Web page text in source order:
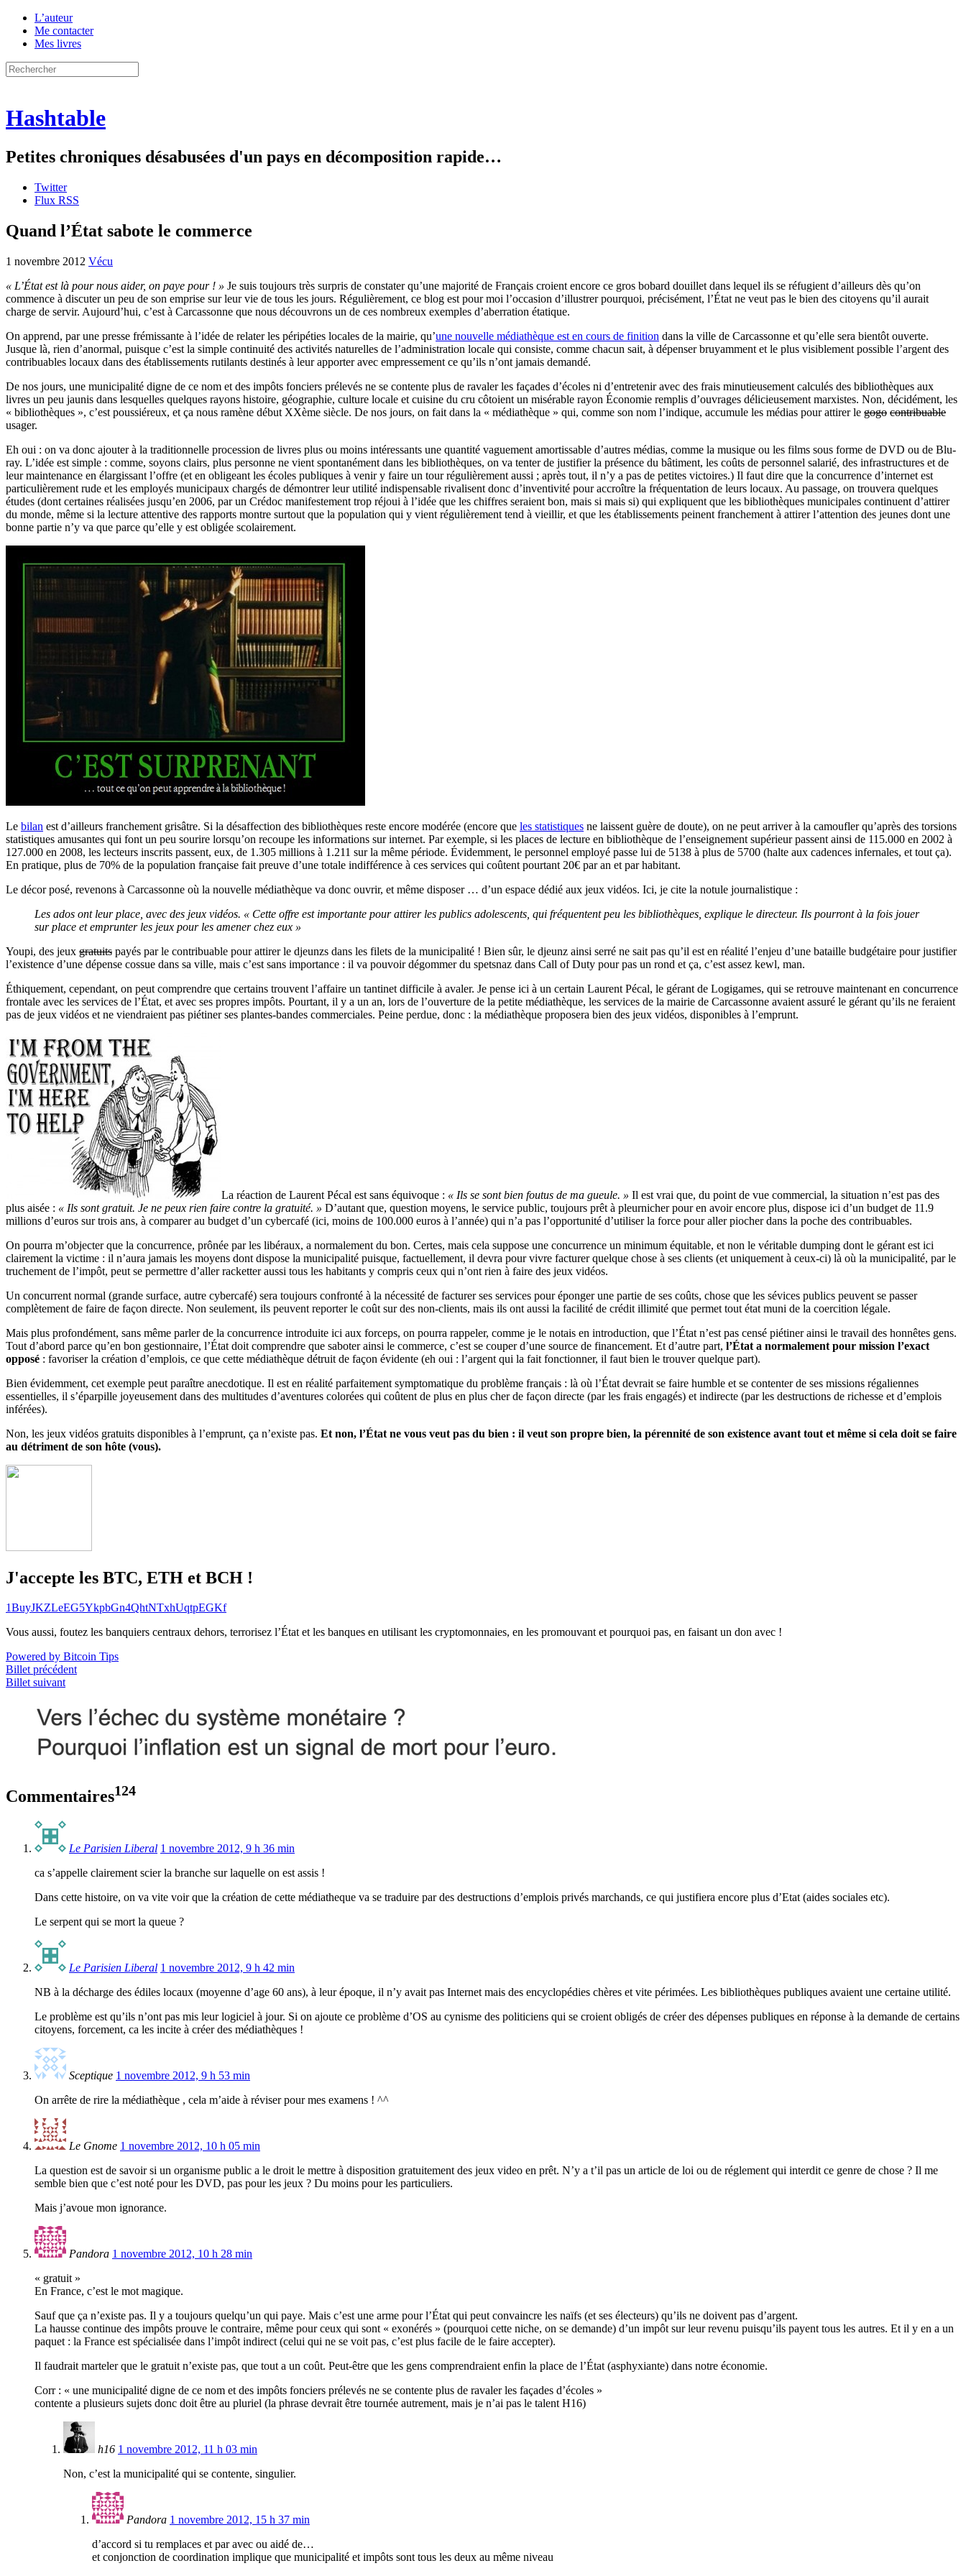
L’auteur
Me contacter
Mes livres
Hashtable
Petites chroniques désabusées d'un pays en décomposition rapide…
Twitter
Flux RSS
Quand l’État sabote le commerce
1 novembre 2012 Vécu
« L’État est là pour nous aider, on paye pour ! » Je suis toujours très surpris de constater qu’une majorité de Français croient encore ce gros bobard douillet dans lequel ils se réfugient d’ailleurs dès qu’on
commence à discuter un peu de son emprise sur leur vie de tous les jours. Régulièrement, ce blog est pour moi l’occasion d’illustrer pourquoi, précisément, l’État ne veut pas le bien des citoyens qu’il aurait
charge de servir. Aujourd’hui, c’est à Carcassonne que nous découvrons un de ces nombreux exemples d’aberration étatique.
On apprend, par une presse frémissante à l’idée de relater les péripéties locales de la mairie, qu’une nouvelle médiathèque est en cours de finition dans la ville de Carcassonne et qu’elle sera bientôt ouverte.
Jusque là, rien d’anormal, puisque c’est la simple continuité des activités naturelles de l’administration locale qui consiste, comme chacun sait, à dépenser bruyamment et le plus visiblement possible l’argent des
contribuables locaux dans des établissements rutilants destinés à leur apporter avec empressement ce qu’ils n’ont jamais demandé.
De nos jours, une municipalité digne de ce nom et des impôts fonciers prélevés ne se contente plus de ravaler les façades d’écoles ni d’entretenir avec des frais minutieusement calculés des bibliothèques aux
livres un peu jaunis dans lesquelles quelques rayons histoire, géographie, culture locale et cuisine du cru côtoient un misérable rayon Économie remplis d’ouvrages délicieusement marxistes. Non, décidément, les
« bibliothèques », c’est poussiéreux, et ça nous ramène début XXème siècle. De nos jours, on fait dans la « médiathèque » qui, comme son nom l’indique, accumule les médias pour attirer le gogo contribuable
usager.
Eh oui : on va donc ajouter à la traditionnelle procession de livres plus ou moins intéressants une quantité vaguement amortissable d’autres médias, comme la musique ou les films sous forme de DVD ou de Blu-
ray. L’idée est simple : comme, soyons clairs, plus personne ne vient spontanément dans les bibliothèques, on va tenter de justifier la présence du bâtiment, les coûts de personnel salarié, des infrastructures et de
leur maintenance en élargissant l’offre (et en obligeant les écoles publiques à venir y faire un tour régulièrement aussi ; après tout, il n’y a pas de petites victoires.) Il faut dire que la concurrence d’internet est
particulièrement rude et les employés municipaux chargés de démontrer leur utilité indispensable rivalisent donc d’inventivité pour accroître la fréquentation de leurs locaux. Au passage, on trouvera quelques
études (dont certaines réalisées jusqu’en 2006, par un Crédoc manifestement trop réjoui à l’idée que les chiffres seraient bon, mais si mais si) qui expliquent que les bibliothèques municipales continuent d’attirer
du monde, même si la lecture attentive des rapports montre surtout que la population qui y vient régulièrement tend à vieillir, et que les établissements peinent franchement à attirer l’attention des jeunes dont une
bonne partie n’y va que parce qu’elle y est obligée scolairement.
Le bilan est d’ailleurs franchement grisâtre. Si la désaffection des bibliothèques reste encore modérée (encore que les statistiques ne laissent guère de doute), on ne peut arriver à la camoufler qu’après des torsions
statistiques amusantes qui font un peu sourire lorsqu’on recoupe les informations sur internet. Par exemple, si les places de lecture en bibliothèque de l’enseignement supérieur passent ainsi de 115.000 en 2002 à
127.000 en 2008, les lecteurs inscrits passent, eux, de 1.305 millions à 1.211 sur la même période. Évidemment, le personnel employé passe lui de 5138 à plus de 5700 (halte aux cadences infernales, et tout ça).
En pratique, plus de 70% de la population française fait preuve d’une totale indifférence à ces services qui coûtent pourtant 20€ par an et par habitant.
Le décor posé, revenons à Carcassonne où la nouvelle médiathèque va donc ouvrir, et même disposer … d’un espace dédié aux jeux vidéos. Ici, je cite la notule journalistique :
Les ados ont leur place, avec des jeux vidéos. « Cette offre est importante pour attirer les publics adolescents, qui fréquentent peu les bibliothèques, explique le directeur. Ils pourront à la fois jouer
sur place et emprunter les jeux pour les amener chez eux »
Youpi, des jeux gratuits payés par le contribuable pour attirer le djeunzs dans les filets de la municipalité ! Bien sûr, le djeunz ainsi serré ne sait pas qu’il est en réalité l’enjeu d’une bataille budgétaire pour justifier
l’existence d’une dépense cossue dans sa ville, mais c’est sans importance : il va pouvoir dégommer du spetsnaz dans Call of Duty pour pas un rond et ça, c’est assez kewl, man.
Éthiquement, cependant, on peut comprendre que certains trouvent l’affaire un tantinet difficile à avaler. Je pense ici à un certain Laurent Pécal, le gérant de Logigames, qui se retrouve maintenant en concurrence
frontale avec les services de l’État, et avec ses propres impôts. Pourtant, il y a un an, lors de l’ouverture de la petite médiathèque, les services de la mairie de Carcassonne avaient assuré le gérant qu’ils ne feraient
pas de jeux vidéos et ne viendraient pas piétiner ses plantes-bandes commerciales. Peine perdue, donc : la médiathèque proposera bien des jeux vidéos, disponibles à l’emprunt.
La réaction de Laurent Pécal est sans équivoque : « Ils se sont bien foutus de ma gueule. » Il est vrai que, du point de vue commercial, la situation n’est pas des
plus aisée : « Ils sont gratuit. Je ne peux rien faire contre la gratuité. » D’autant que, question moyens, le service public, toujours prêt à pleurnicher pour en avoir encore plus, dispose ici d’un budget de 11.9
millions d’euros sur trois ans, à comparer au budget d’un cybercafé (ici, moins de 100.000 euros à l’année) qui n’a pas l’opportunité d’utiliser la force pour aller piocher dans la poche des contribuables.
On pourra m’objecter que la concurrence, prônée par les libéraux, a normalement du bon. Certes, mais cela suppose une concurrence un minimum équitable, et non le véritable dumping dont le gérant est ici
clairement la victime : il n’aura jamais les moyens dont dispose la municipalité puisque, factuellement, il devra pour vivre facturer quelque chose à ses clients (et uniquement à ceux-ci) là où la municipalité, par le
truchement de l’impôt, peut se permettre d’aller racketter aussi tous les habitants y compris ceux qui n’ont rien à faire des jeux vidéos.
Un concurrent normal (grande surface, autre cybercafé) sera toujours confronté à la nécessité de facturer ses services pour éponger une partie de ses coûts, chose que les sévices publics peuvent se passer
complètement de faire de façon directe. Non seulement, ils peuvent reporter le coût sur des non-clients, mais ils ont aussi la facilité de crédit illimité que permet tout état muni de la coercition légale.
Mais plus profondément, sans même parler de la concurrence introduite ici aux forceps, on pourra rappeler, comme je le notais en introduction, que l’État n’est pas censé piétiner ainsi le travail des honnêtes gens.
Tout d’abord parce qu’en bon gestionnaire, l’État doit comprendre que saboter ainsi le commerce, c’est se couper d’une source de financement. Et d’autre part, l’État a normalement pour mission l’exact
opposé : favoriser la création d’emplois, ce que cette médiathèque détruit de façon évidente (eh oui : l’argent qui la fait fonctionner, il faut bien le trouver quelque part).
Bien évidemment, cet exemple peut paraître anecdotique. Il est en réalité parfaitement symptomatique du problème français : là où l’État devrait se faire humble et se contenter de ses missions régaliennes
essentielles, il s’éparpille joyeusement dans des multitudes d’aventures colorées qui coûtent de plus en plus cher de façon directe (par les frais engagés) et indirecte (par les destructions de richesse et d’emplois
inférées).
Non, les jeux vidéos gratuits disponibles à l’emprunt, ça n’existe pas. Et non, l’État ne vous veut pas du bien : il veut son propre bien, la pérennité de son existence avant tout et même si cela doit se faire
au détriment de son hôte (vous).
J'accepte les BTC, ETH et BCH !
1BuyJKZLeEG5YkpbGn4QhtNTxhUqtpEGKf
Vous aussi, foutez les banquiers centraux dehors, terrorisez l’État et les banques en utilisant les cryptomonnaies, en les promouvant et pourquoi pas, en faisant un don avec !
Powered by Bitcoin Tips
Billet précédent
Billet suivant
Commentaires124
Le Parisien Liberal 1 novembre 2012, 9 h 36 min
ca s’appelle clairement scier la branche sur laquelle on est assis !
Dans cette histoire, on va vite voir que la création de cette médiatheque va se traduire par des destructions d’emplois privés marchands, ce qui justifiera encore plus d’Etat (aides sociales etc).
Le serpent qui se mort la queue ?
Le Parisien Liberal 1 novembre 2012, 9 h 42 min
NB à la décharge des édiles locaux (moyenne d’age 60 ans), à leur époque, il n’y avait pas Internet mais des encyclopédies chères et vite périmées. Les bibliothèques publiques avaient une certaine utilité.
Le problème est qu’ils n’ont pas mis leur logiciel à jour. Si on ajoute ce problème d’OS au cynisme des politiciens qui se croient obligés de créer des dépenses publiques en réponse à la demande de certains
citoyens, forcement, ca les incite à créer des médiathèques !
Sceptique 1 novembre 2012, 9 h 53 min
On arrête de rire la médiathèque , cela m’aide à réviser pour mes examens ! ^^
Le Gnome 1 novembre 2012, 10 h 05 min
La question est de savoir si un organisme public a le droit le mettre à disposition gratuitement des jeux video en prêt. N’y a t’il pas un article de loi ou de réglement qui interdit ce genre de chose ? Il me
semble bien que c’est noté pour les DVD, pas pour les jeux ? Du moins pour les particuliers.
Mais j’avoue mon ignorance.
Pandora 1 novembre 2012, 10 h 28 min
« gratuit »
En France, c’est le mot magique.
Sauf que ça n’existe pas. Il y a toujours quelqu’un qui paye. Mais c’est une arme pour l’État qui peut convaincre les naïfs (et ses électeurs) qu’ils ne doivent pas d’argent.
La hausse continue des impôts prouve le contraire, même pour ceux qui sont « exonérés » (pourquoi cette niche, on se demande) d’un impôt sur leur revenu puisqu’ils payent tous les autres. Et il y en a un
paquet : la France est spécialisée dans l’impôt indirect (celui qui ne se voit pas, c’est plus facile de le faire accepter).
Il faudrait marteler que le gratuit n’existe pas, que tout a un coût. Peut-être que les gens comprendraient enfin la place de l’État (asphyxiante) dans notre économie.
Corr : « une municipalité digne de ce nom et des impôts fonciers prélevés ne se contente plus de ravaler les façades d’écoles »
contente a plusieurs sujets donc doit être au pluriel (la phrase devrait être tournée autrement, mais je n’ai pas le talent H16)
h16 1 novembre 2012, 11 h 03 min
Non, c’est la municipalité qui se contente, singulier.
Pandora 1 novembre 2012, 15 h 37 min
d’accord si tu remplaces et par avec ou aidé de…
et conjonction de coordination implique que municipalité et impôts sont tous les deux au même niveau